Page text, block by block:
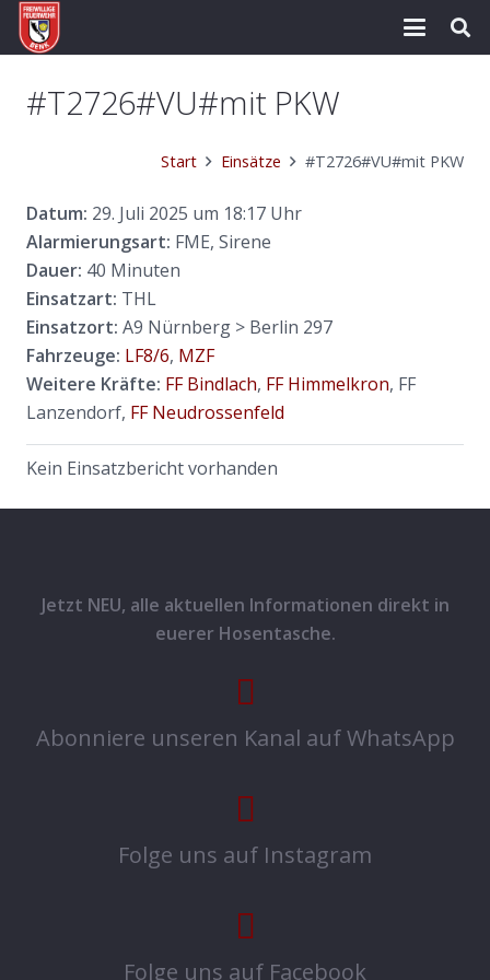
#T2726#VU#mit PKW
Start Einsätze #T2726#VU#mit PKW
Datum: 29. Juli 2025 um 18:17 Uhr
Alarmierungsart: FME, Sirene
Dauer: 40 Minuten
Einsatzart: THL
Einsatzort: A9 Nürnberg > Berlin 297
Fahrzeuge: LF8/6, MZF
Weitere Kräfte: FF Bindlach, FF Himmelkron, FF
Lanzendorf, FF Neudrossenfeld
Kein Einsatzbericht vorhanden
Jetzt NEU, alle aktuellen Informationen direkt in
euerer Hosentasche.
Abonniere unseren Kanal auf WhatsApp
Folge uns auf Instagram
Folge uns auf Facebook